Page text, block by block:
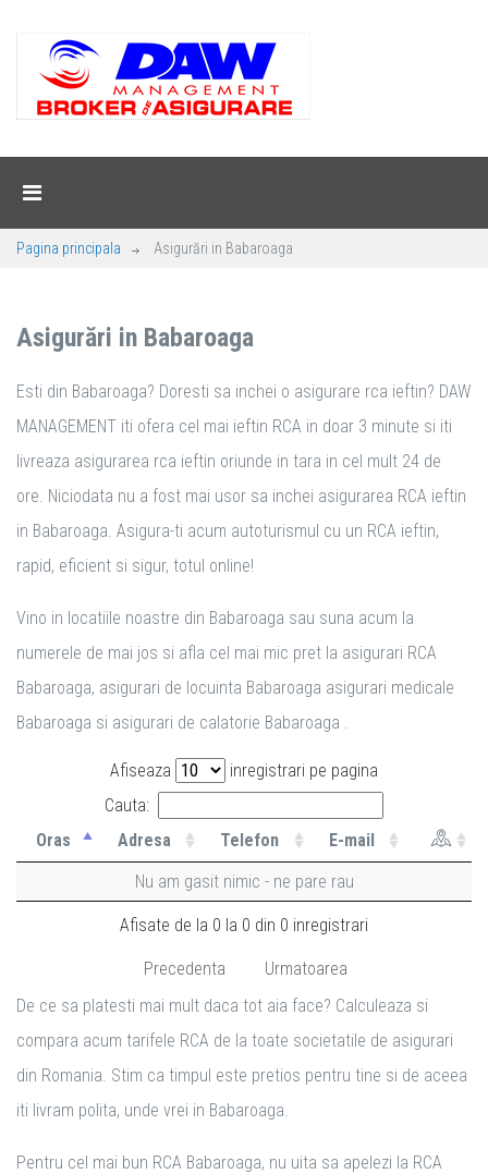
Pagina principala Asigurări in Babaroaga
Asigurări in Babaroaga
Esti din Babaroaga? Doresti sa inchei o asigurare rca ieftin? DAW
MANAGEMENT iti ofera cel mai ieftin RCA in doar 3 minute si iti
livreaza asigurarea rca ieftin oriunde in tara in cel mult 24 de
ore. Niciodata nu a fost mai usor sa inchei asigurarea RCA ieftin
in Babaroaga. Asigura-ti acum autoturismul cu un RCA ieftin,
rapid, eficient si sigur, totul online!
Vino in locatiile noastre din Babaroaga sau suna acum la
numerele de mai jos si afla cel mai mic pret la asigurari RCA
Babaroaga, asigurari de locuinta Babaroaga asigurari medicale
Babaroaga si asigurari de calatorie Babaroaga .
Afiseaza
inregistrari pe pagina
Cauta:
Oras
Adresa Telefon
E-mail
Nu am gasit nimic - ne pare rau
Afisate de la 0 la 0 din 0 inregistrari
Precedenta
Urmatoarea
De ce sa platesti mai mult daca tot aia face? Calculeaza si
compara acum tarifele RCA de la toate societatile de asigurari
din Romania. Stim ca timpul este pretios pentru tine si de aceea
iti livram polita, unde vrei in Babaroaga.
Pentru cel mai bun RCA Babaroaga, nu uita sa apelezi la RCA